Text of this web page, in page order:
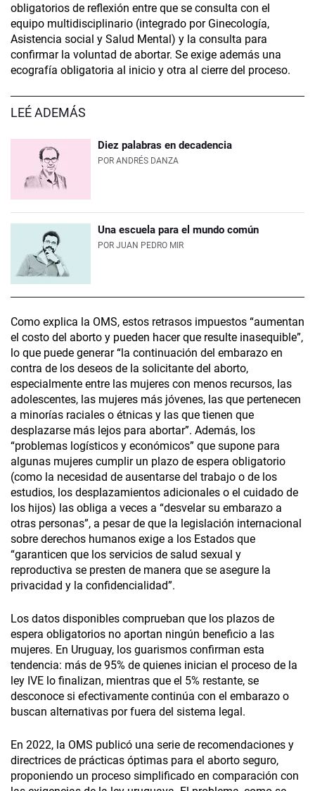
obligatorios de reflexión entre que se consulta con el
equipo multidisciplinario (integrado por Ginecología,
Asistencia social y Salud Mental) y la consulta para
confirmar la voluntad de abortar. Se exige además una
ecografía obligatoria al inicio y otra al cierre del proceso.
LEÉ ADEMÁS
Diez palabras en decadencia
POR ANDRÉS DANZA
Una escuela para el mundo común
POR JUAN PEDRO MIR
Como explica la OMS, estos retrasos impuestos “aumentan
el costo del aborto y pueden hacer que resulte inasequible”,
lo que puede generar “la continuación del embarazo en
contra de los deseos de la solicitante del aborto,
especialmente entre las mujeres con menos recursos, las
adolescentes, las mujeres más jóvenes, las que pertenecen
a minorías raciales o étnicas y las que tienen que
desplazarse más lejos para abortar”. Además, los
“problemas logísticos y económicos” que supone para
algunas mujeres cumplir un plazo de espera obligatorio
(como la necesidad de ausentarse del trabajo o de los
estudios, los desplazamientos adicionales o el cuidado de
los hijos) las obliga a veces a “desvelar su embarazo a
otras personas”, a pesar de que la legislación internacional
sobre derechos humanos exige a los Estados que
“garanticen que los servicios de salud sexual y
reproductiva se presten de manera que se asegure la
privacidad y la confidencialidad”.
Los datos disponibles comprueban que los plazos de
espera obligatorios no aportan ningún beneficio a las
mujeres. En Uruguay, los guarismos confirman esta
tendencia: más de 95% de quienes inician el proceso de la
ley IVE lo finalizan, mientras que el 5% restante, se
desconoce si efectivamente continúa con el embarazo o
buscan alternativas por fuera del sistema legal.
En 2022, la OMS publicó una serie de recomendaciones y
directrices de prácticas óptimas para el aborto seguro,
proponiendo un proceso simplificado en comparación con